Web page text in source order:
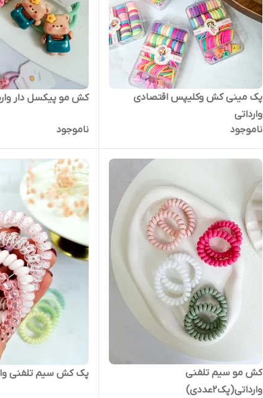
پک مینی کش وکلیپس اقتصادی
وارداتی
ناموجود
کش مو پیکسل دار
ناموجود
کش مو سیم تلفنی
وارداتی(پک2عددی)
پک کش سیم تلفنی